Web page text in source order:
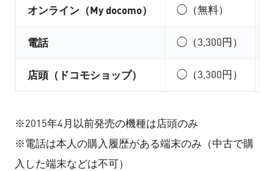
オンライン（My docomo） ◯（無料）
電話 ◯（3,300円）
店頭（ドコモショップ） ◯（3,300円）
※2015年4月以前発売の機種は店頭のみ
※電話は本人の購入履歴がある端末のみ（中古で購
入した端末などは不可）